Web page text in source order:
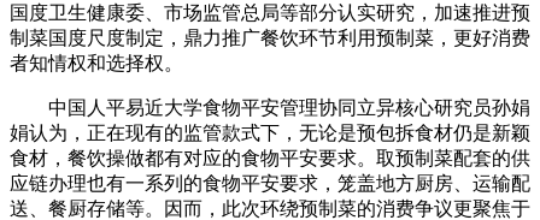
国度卫生健康委、市场监管总局等部分认实研究，加速推进预
制菜国度尺度制定，鼎力推广餐饮环节利用预制菜，更好消费
者知情权和选择权。
中国人平易近大学食物平安管理协同立异核心研究员孙娟
娟认为，正在现有的监管款式下，无论是预包拆食材仍是新颖
食材，餐饮操做都有对应的食物平安要求。取预制菜配套的供
应链办理也有一系列的食物平安要求，笼盖地方厨房、运输配
送、餐厨存储等。因而，此次环绕预制菜的消费争议更聚焦于